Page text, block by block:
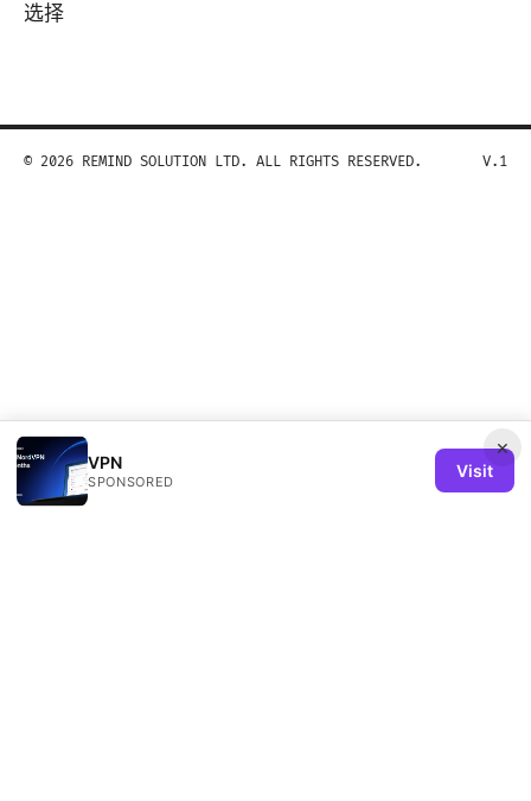
选择
×
VPN
SPONSORED
Visit
© 2026 REMIND SOLUTION LTD. ALL RIGHTS RESERVED. V.1